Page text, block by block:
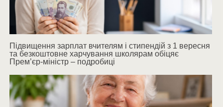
Підвищення зарплат вчителям і стипендій з 1 вересня
та безкоштовне харчування школярам обіцяє
Прем’єр-міністр – подробиці